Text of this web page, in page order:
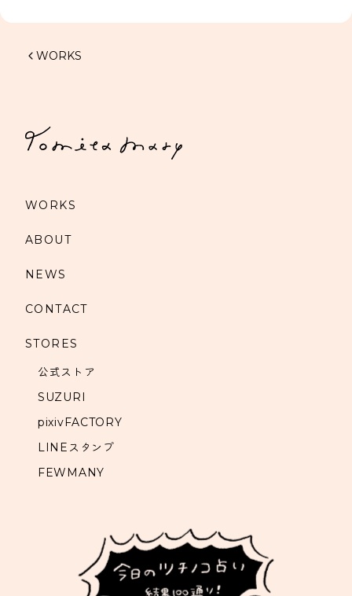
WORKS
WORKS
ABOUT
NEWS
CONTACT
STORES
公式ストア
SUZURI
pixivFACTORY
LINEスタンプ
FEWMANY